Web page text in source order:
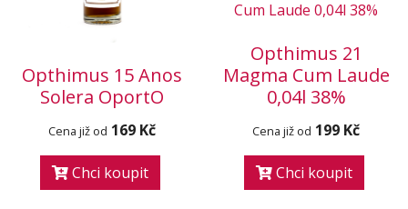
Opthimus 15 Anos
Solera OportO
Cena již od 169 Kč
Chci koupit
Opthimus 21
Magma Cum Laude
0,04l 38%
Cena již od 199 Kč
Chci koupit